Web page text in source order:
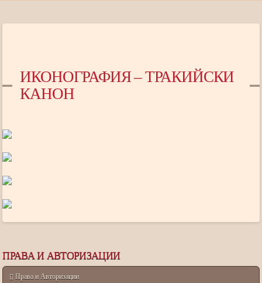
ИКОНОГРАФИЯ – ТРАКИЙСКИ
КАНОН
ПРАВА И АВТОРИЗАЦИИ
Права и Авторизации